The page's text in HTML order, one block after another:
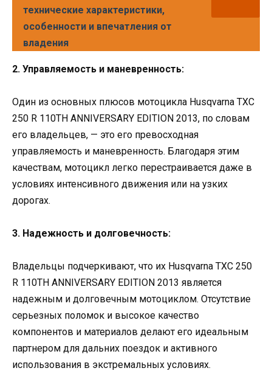
технические характеристики,
особенности и впечатления от
владения
2. Управляемость и маневренность:
Один из основных плюсов мотоцикла Husqvarna TXC
250 R 110TH ANNIVERSARY EDITION 2013, по словам
его владельцев, — это его превосходная
управляемость и маневренность. Благодаря этим
качествам, мотоцикл легко перестраивается даже в
условиях интенсивного движения или на узких
дорогах.
3. Надежность и долговечность:
Владельцы подчеркивают, что их Husqvarna TXC 250
R 110TH ANNIVERSARY EDITION 2013 является
надежным и долговечным мотоциклом. Отсутствие
серьезных поломок и высокое качество
компонентов и материалов делают его идеальным
партнером для дальних поездок и активного
использования в экстремальных условиях.